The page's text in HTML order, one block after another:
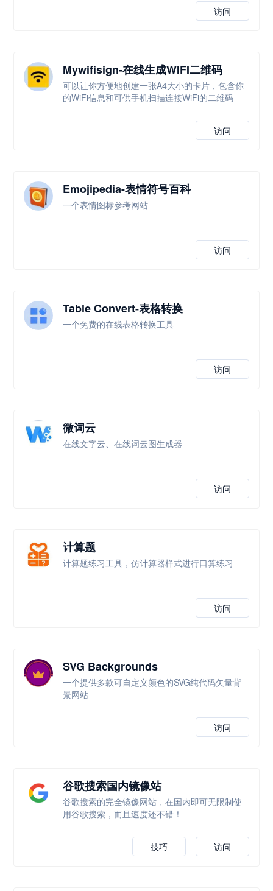
访问
Mywifisign-在线生成WIFI二维码
可以让你方便地创建一张A4大小的卡片，包含你
的WiFi信息和可供手机扫描连接WiFi的二维码
访问
Emojipedia-表情符号百科
一个表情图标参考网站
访问
Table Convert-表格转换
一个免费的在线表格转换工具
访问
微词云
在线文字云、在线词云图生成器
访问
计算题
计算题练习工具，仿计算器样式进行口算练习
访问
SVG Backgrounds
一个提供多款可自定义颜色的SVG纯代码矢量背
景网站
访问
谷歌搜索国内镜像站
谷歌搜索的完全镜像网站，在国内即可无限制使
用谷歌搜索，而且速度还不错！
访问
技巧